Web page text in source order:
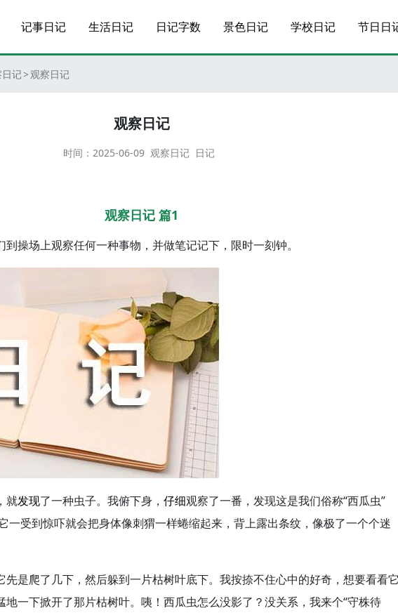
记事日记 生活日记 日记字数 景色日记 学校日记 节日日
日记 观察日记
观察日记
时间： 2025-06-09 观察日记 日记
观察日记 篇1
操场上观察任何一种事物，并做笔记记下，限时一刻钟。
就发现了一种虫子。我俯下身， 仔细观察了一番，发现这是我们俗称“西瓜虫”
一受到惊吓就会把身体像刺猬一样蜷缩起来，背上露出条纹，像极了一个个迷
先是爬了几下，然后躲到一片枯树叶底下。我按捺不住心中的好奇，想要看看
地一下掀开了那片枯树叶。咦！西瓜虫怎么没影了？没关系，我来个“守株待